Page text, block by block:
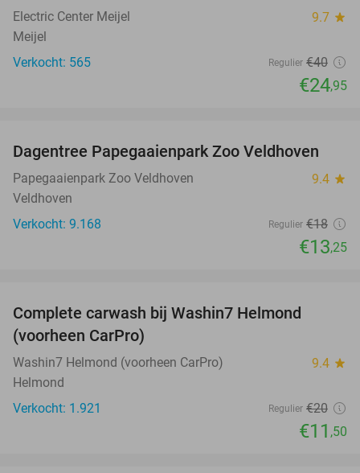
Electric Center Meijel 9.7 star
Meijel
Verkocht: 565
Regulier €40
€24,95
26%
Dagentree Papegaaienpark Zoo Veldhoven
Papegaaienpark Zoo Veldhoven 9.4 star
Veldhoven
Verkocht: 9.168
Regulier €18
€13,25
Complete carwash bij Washin7 Helmond
(voorheen CarPro)
Washin7 Helmond (voorheen CarPro) 9.4 star
Helmond
Verkocht: 1.921
Regulier €20
€11 ,50